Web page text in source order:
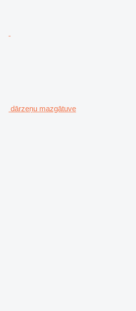
dārzeņu mazgātuve